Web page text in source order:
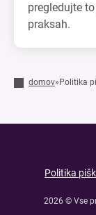
pregledujte
praksah.
domov» Politika
Politika
2026 © Vse